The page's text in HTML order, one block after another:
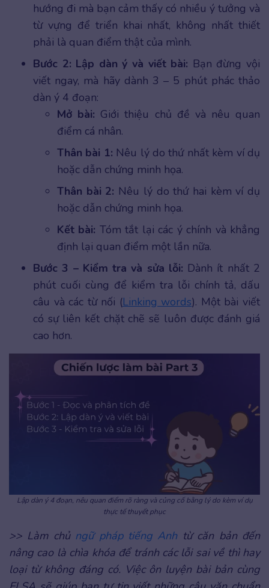
hướng đi mà bạn cảm thấy có nhiều ý tưởng và
từ vựng để triển khai nhất, không nhất thiết
phải là quan điểm thật của mình.
Bước 2: Lập dàn ý và viết bài: Bạn đừng vội
viết ngay, mà hãy dành 3 – 5 phút phác thảo
dàn ý 4 đoạn:
Mở bài: Giới thiệu chủ đề và nêu quan
điểm cá nhân.
Thân bài 1: Nêu lý do thứ nhất kèm ví dụ
hoặc dẫn chứng minh họa.
Thân bài 2: Nêu lý do thứ hai kèm ví dụ
hoặc dẫn chứng minh họa.
Kết bài: Tóm tắt lại các ý chính và khẳng
định lại quan điểm một lần nữa.
Bước 3 – Kiểm tra và sửa lỗi: Dành ít nhất 2
phút cuối cùng để kiểm tra lỗi chính tả, dấu
câu và các từ nối (Linking words). Một bài viết
có sự liên kết chặt chẽ sẽ luôn được đánh giá
cao hơn.
Lập dàn ý 4 đoạn, nêu quan điểm rõ ràng và củng cố bằng lý do kèm ví dụ
thực tế thuyết phục
>> Làm chủ ngữ pháp tiếng Anhtừ căn bản đến
nâng cao là chìa khóa để tránh các lỗi sai về thì hay
loại từ không đáng có. Việc ôn luyện bài bản cùng